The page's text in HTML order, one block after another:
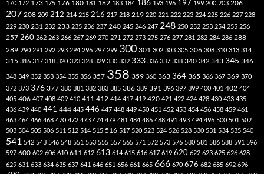
170 172 173 175 176 180 181 182 183 184 186 193 196 197 199 200 203 206
207 208 209 212 214 215 216 217 218 219 220 221 222 223 224 225 226 227 228
229 230 231 232 233 235 236 237 240 245 246 247 248 250 252 253 254 255 256
257 260 262 263 266 267 269 270 271 272 273 275 276 277 281 282 284 286 288
289 290 291 292 293 294 296 297 299 300 301 302 303 305 306 308 310 313 314
315 316 317 318 320 323 328 329 330 332 333 336 337 338 340 342 343 345 346
348 349 352 353 354 355 356 357 358 359 360 363 364 365 366 367 369 370
372 373 376 377 380 381 382 383 385 386 389 391 396 397 399 400 401 402 404
405 406 407 408 409 410 411 412 414 417 419 420 421 422 424 428 430 433 435
436 439 440 441 444 445 446 447 448 449 450 451 452 453 454 456 458 459 461
463 464 466 468 470 472 473 474 479 481 484 486 488 491 493 494 496 500 501 502
503 504 505 506 511 512 514 515 516 517 520 523 524 526 528 530 531 534 535 540
541 542 543 546 548 551 553 555 557 565 571 572 573 576 580 581 586 588 591 596
597 600 602 606 610 611 612 613 614 615 616 617 619 620 622 623 625 626 628
629 631 633 634 635 637 641 646 651 656 661 665 666 670 676 682 685 692 696